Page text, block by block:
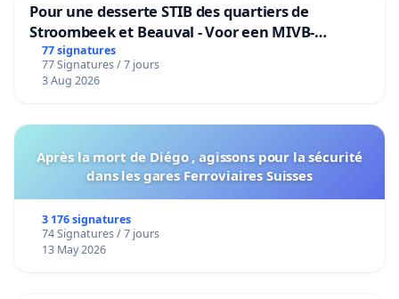
Pour une desserte STIB des quartiers de
Stroombeek et Beauval - Voor een MIVB-
bediening van de wijken Strombeek en Het
Voor
77 signatures
77 Signatures / 7 jours
3 Aug 2026
Après la mort de Diégo , agissons pour la sécurité
dans les gares Ferroviaires Suisses
3 176 signatures
74 Signatures / 7 jours
13 May 2026